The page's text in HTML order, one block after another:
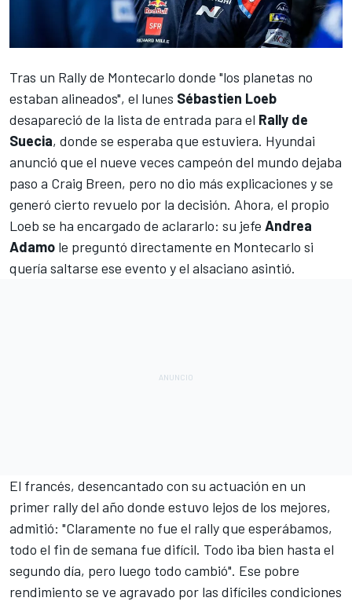
Tras un Rally de Montecarlo donde "los planetas no
estaban alineados", el lunes Sébastien Loeb
desapareció de la lista de entrada para el Rally de
Suecia, donde se esperaba que estuviera. Hyundai
anunció que el nueve veces campeón del mundo dejaba
paso a Craig Breen, pero no dio más explicaciones y se
generó cierto revuelo por la decisión. Ahora, el propio
Loeb se ha encargado de aclararlo: su jefe Andrea
Adamo le preguntó directamente en Montecarlo si
quería saltarse ese evento y el alsaciano asintió.
El francés, desencantado con su actuación en un
primer rally del año donde estuvo lejos de los mejores,
admitió: "Claramente no fue el rally que esperábamos,
todo el fin de semana fue difícil. Todo iba bien hasta el
segundo día, pero luego todo cambió". Ese pobre
rendimiento se ve agravado por las difíciles condiciones